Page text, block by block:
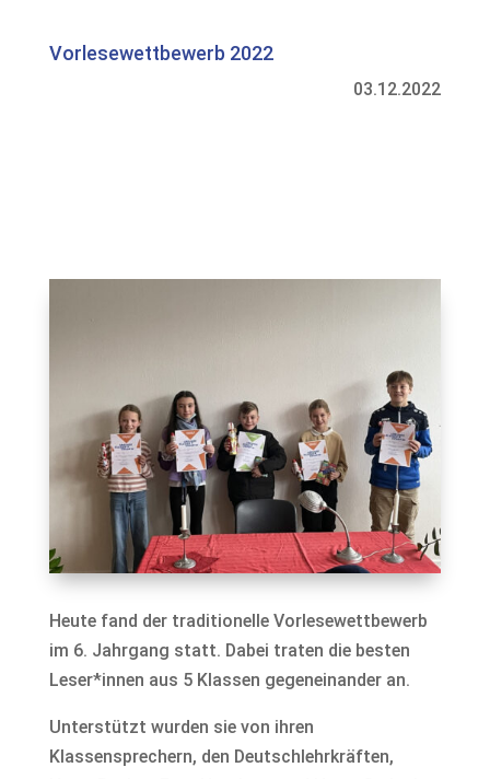
Vorlesewettbewerb 2022
03.12.2022
Heute fand der traditionelle Vorlesewettbewerb
im 6. Jahrgang statt. Dabei traten die besten
Leser*innen aus 5 Klassen gegeneinander an.
Unterstützt wurden sie von ihren
Klassensprechern, den Deutschlehrkräften,